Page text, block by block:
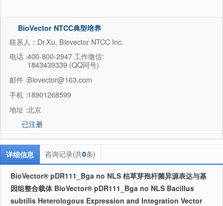
BioVector NTCC典型培养
联系人：Dr.Xu, Biovector NTCC Inc.
电话：400-800-2947 工作微信:
1843439339 (QQ同号)
邮件：Biovector@163.com
手机：18901268599
地址：北京
已注册
详细信息 咨询记录(共0条)
BioVector® pDR111_Bga no NLS 枯草芽孢杆菌异源表达与基
因组整合载体 BioVector® pDR111_Bga no NLS Bacillus
subtilis Heterologous Expression and Integration Vector